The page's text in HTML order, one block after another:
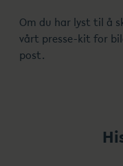
Om du har lyst til å
vårt presse-kit for
post.